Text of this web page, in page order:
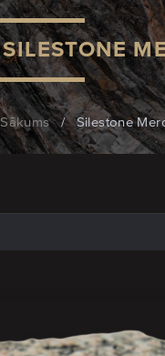
SILESTONE
Sākums / Silestone